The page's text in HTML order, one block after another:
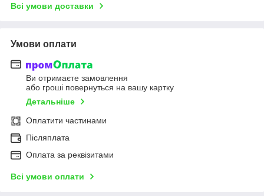
Всі умови доставки
Умови оплати
Ви отримаєте замовлення
або гроші повернуться на вашу картку
Детальніше
Оплатити частинами
Післяплата
Оплата за реквізитами
Всі умови оплати